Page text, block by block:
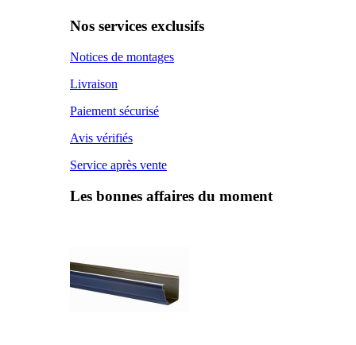
Nos services exclusifs
Notices de montages
Livraison
Paiement sécurisé
Avis vérifiés
Service après vente
Les bonnes affaires du moment